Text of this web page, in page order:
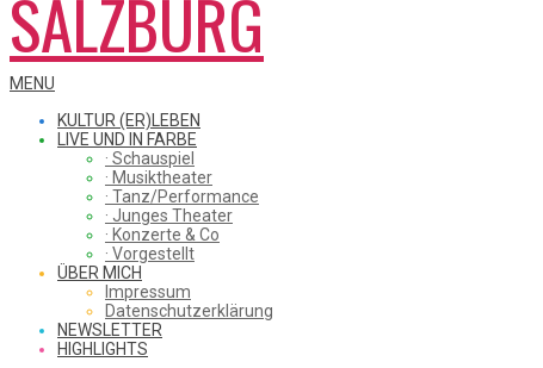
WHAT
SAW
Secondary
Menu
MENU
KULTUR (ER)LEBEN
LIVE UND IN FARBE
· Schauspiel
· Musiktheater
· Tanz/Performance
· Junges Theater
· Konzerte & Co
· Vorgestellt
ÜBER MICH
Impressum
Datenschutzerklärung
NEWSLETTER
HIGHLIGHTS